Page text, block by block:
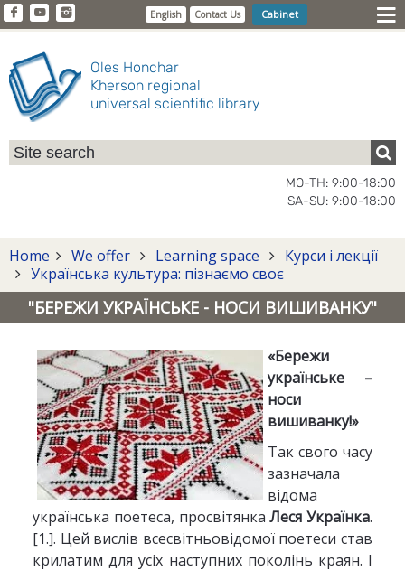
English Contact Us Cabinet
Oles Honchar
Kherson regional
universal scientific library
MO-TH: 9:00-18:00
SA-SU: 9:00-18:00
Home We offer Learning space
Курси і лекції
Українська культура: пізнаємо своє
"БЕРЕЖИ УКРАЇНСЬКЕ - НОСИ ВИШИВАНКУ"
«Бережи
українське –
носи
вишиванку!»
Так свого часу
зазначала
відома
українська поетеса, просвітянкаЛеся Українка.
[1.]. Цей вислів всесвітньовідомої поетеси став
крилатим для усіх наступних поколінь краян. І